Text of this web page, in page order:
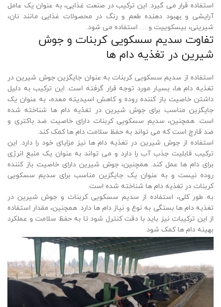
استفاده قرار می گیرد. این ترکیب در صنعت غذایی، به عنوان یک عامل
آرایشی و بهبود دهنده طعم و رنگ در محصولات غذایی مانند نان،
شیرینی، بیسکوییت و … استفاده می شود.
تفاوت سدیم سسکویی کربنات و جوش
شیرین در تغذیه دام ها
استفاده از سدیم سسکویی کربنات به عنوان جایگزین جوش شیرین در
تغذیه دام ها، بسیار مورد توجه قرار گرفته است. این ترکیب به دلیل
داشتن خاصیت باز کننده روده و کاهش اسیدیته معده، به عنوان یک
جایگزین مناسب برای جوش شیرین در تغذیه دام ها شناخته شده
است. همچنین، سدیم سسکویی کربنات دارای خاصیت ضد باکتری و
ضد قارچ است که می تواند به حفظ سلامت دام ها کمک کند.
استفاده از جوش شیرین در تغذیه دام ها نیز مزایای خود را دارد. این
ترکیب قابلیت جذب آب را دارد و می تواند به عنوان یک منبع انرژی
برای دام ها عمل کند. همچنین، جوش شیرین دارای خاصیت باز کننده
روده نیست و به عنوان یک جایگزین مناسب برای سدیم سسکویی
کربنات در تغذیه دام ها شناخته شده است.
به طور کلی، استفاده از سدیم سسکویی کربنات و جوش شیرین در
تغذیه دام ها بستگی به نوع و نیاز دام ها دارد. همچنین، مقدار استفاده
از این ترکیبات نیز باید با دقت کنترل شود تا به حفظ سلامت و عملکرد
بهینه دام ها کمک شود.